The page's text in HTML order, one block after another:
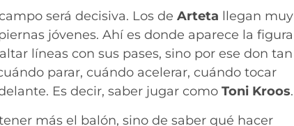
será decisiva. Los de Arteta llegan muy
jóvenes. Ahí es donde aparece la figura
líneas con sus pases, sino por ese don tan
parar, cuándo acelerar, cuándo tocar
Es decir, saber jugar como Toni Kroos.
más el balón, sino de saber qué hacer